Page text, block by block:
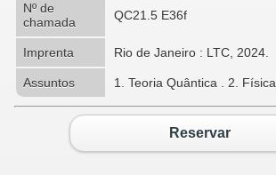
Nº de
chamada
QC21.5 E36f
Imprenta Rio de Janeiro : LTC, 2024.
Assuntos 1. Teoria Quântica . 2. Física
Reservar